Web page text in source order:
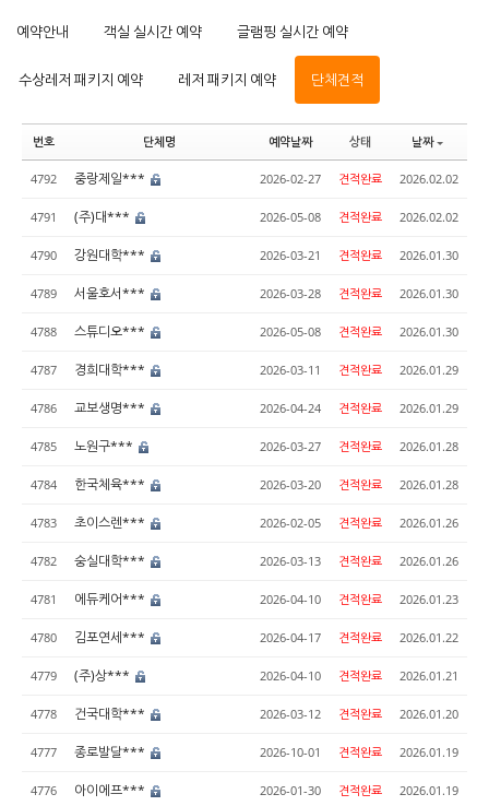
예약안내 객실 실시간 예약 글램핑 실시간 예약
수상레저 패키지 예약 레저 패키지 예약 단체견적
번호 단체명 예약날짜 상태 날짜
4792 중랑제일*** 2026-02-27 견적완료 2026.02.02
4791 (주)대*** 2026-05-08 견적완료 2026.02.02
4790 강원대학*** 2026-03-21 견적완료 2026.01.30
4789 서울호서*** 2026-03-28 견적완료 2026.01.30
4788 스튜디오*** 2026-05-08 견적완료 2026.01.30
4787 경희대학*** 2026-03-11 견적완료 2026.01.29
4786 교보생명*** 2026-04-24 견적완료 2026.01.29
4785 노원구*** 2026-03-27 견적완료 2026.01.28
4784 한국체육*** 2026-03-20 견적완료 2026.01.28
4783 초이스렌*** 2026-02-05 견적완료 2026.01.26
4782 숭실대학*** 2026-03-13 견적완료 2026.01.26
4781 에듀케어*** 2026-04-10 견적완료 2026.01.23
4780 김포연세*** 2026-04-17 견적완료 2026.01.22
4779 (주)상*** 2026-04-10 견적완료 2026.01.21
4778 건국대학*** 2026-03-12 견적완료 2026.01.20
4777 종로발달*** 2026-10-01 견적완료 2026.01.19
4776 아이에프*** 2026-01-30 견적완료 2026.01.19